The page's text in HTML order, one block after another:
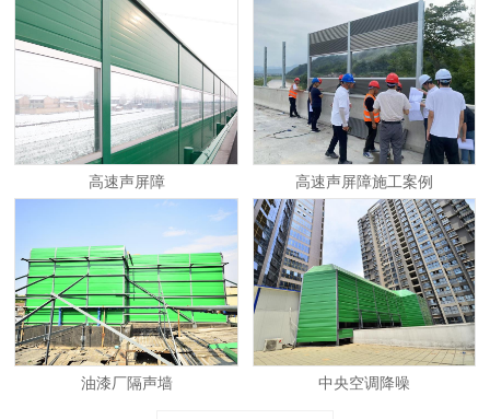
高速声屏障 高速声屏障施工案例
油漆厂隔声墙 中央空调降噪